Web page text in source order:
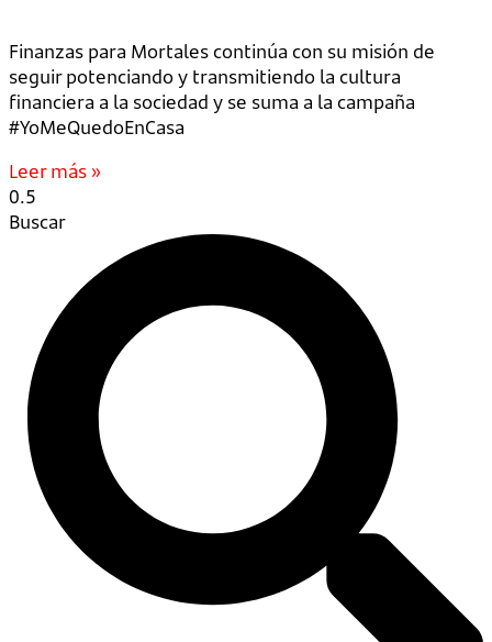
Finanzas para Mortales continúa con su misión de
seguir potenciando y transmitiendo la cultura
financiera a la sociedad y se suma a la campaña
#YoMeQuedoEnCasa
Leer más »
Buscar